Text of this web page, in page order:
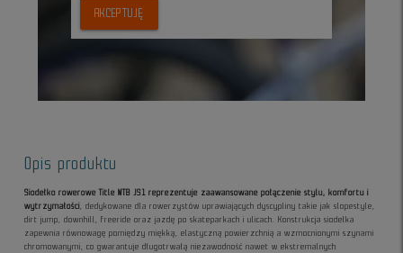
AKCEPTUJĘ
Opis produktu
Siodełko rowerowe Title MTB JS1 reprezentuje zaawansowane połączenie stylu, komfortu i
wytrzymałości, dedykowane dla rowerzystów uprawiających dyscypliny takie jak slopestyle,
dirt jump, downhill, freeride oraz jazdę po skateparkach i ulicach. Konstrukcja siodełka
zapewnia równowagę pomiędzy miękką, elastyczną powierzchnią a wzmocnionymi szynami
chromowanymi, co gwarantuje długotrwałą niezawodność nawet w ekstremalnych